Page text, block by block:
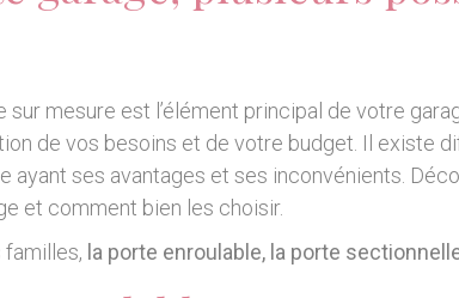
sur mesure est l’élément principal de votre
de vos besoins et de votre budget. Il existe
ayant ses avantages et ses inconvénients.
et comment bien les choisir.
familles, la porte enroulable, la porte